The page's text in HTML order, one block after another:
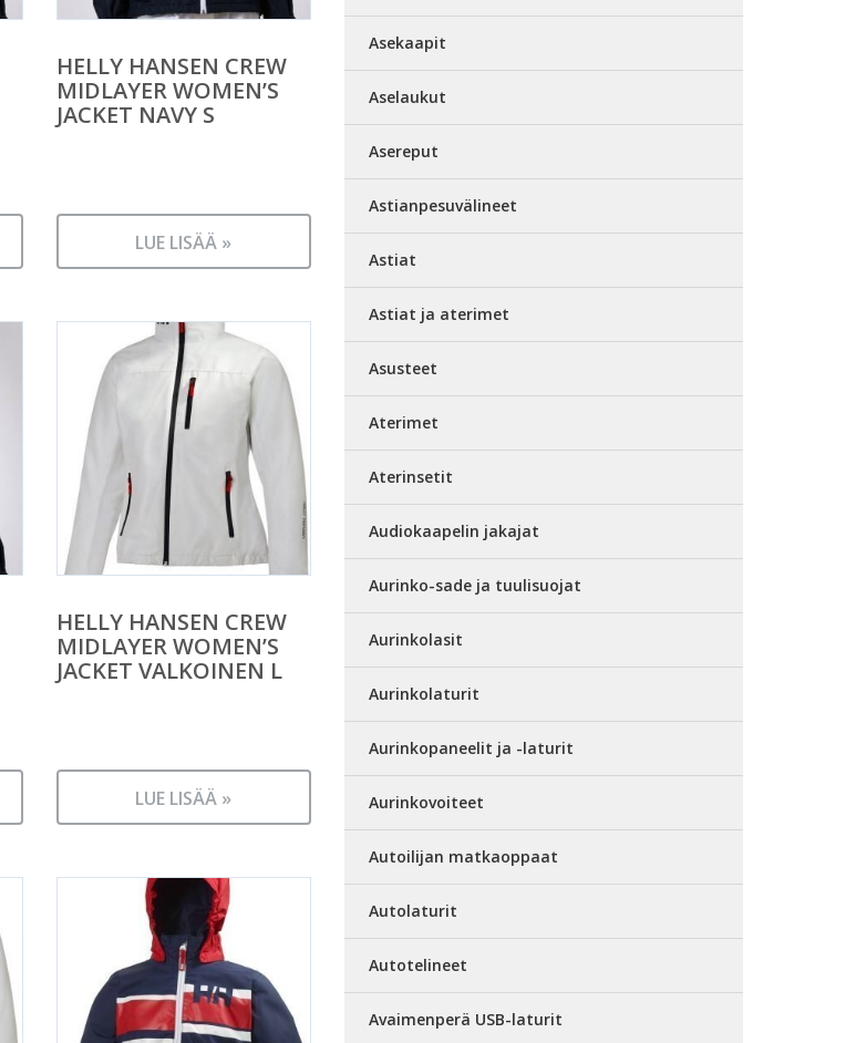
HELLY HANSEN CREW
MIDLAYER WOMEN’S
JACKET NAVY S
LUE LISÄÄ »
HELLY HANSEN CREW
MIDLAYER WOMEN’S
JACKET VALKOINEN L
LUE LISÄÄ »
Asekaapit
Aselaukut
Asereput
Astianpesuvälineet
Astiat
Astiat ja aterimet
Asusteet
Aterimet
Aterinsetit
Audiokaapelin jakajat
Aurinko-sade ja tuulisuojat
Aurinkolasit
Aurinkolaturit
Aurinkopaneelit ja -laturit
Aurinkovoiteet
Autoilijan matkaoppaat
Autolaturit
Autotelineet
Avaimenperä USB-laturit